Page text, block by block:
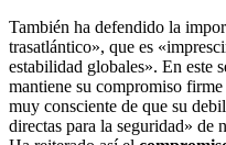
También ha defendido la
trasatlántico», que es
estabilidad globales». En este
mantiene su compromiso
muy consciente de que su
directas para la seguridad» de